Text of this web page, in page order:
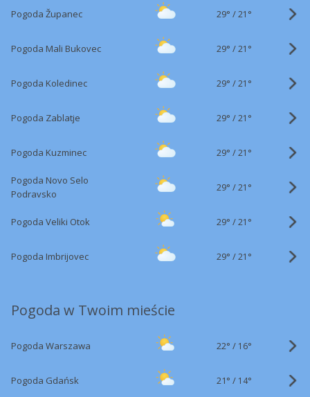
Pogoda Županec 29° /21°
Pogoda Mali Bukovec 29° /21°
Pogoda Koledinec 29° /21°
Pogoda Zablatje 29° /21°
Pogoda Kuzminec 29° /21°
Pogoda Novo Selo
Podravsko
29° /21°
Pogoda Veliki Otok 29° /21°
Pogoda Imbrijovec 29° /21°
Pogoda w Twoim mieście
Pogoda Warszawa 22° / 16°
Pogoda Gdańsk 21° / 14°